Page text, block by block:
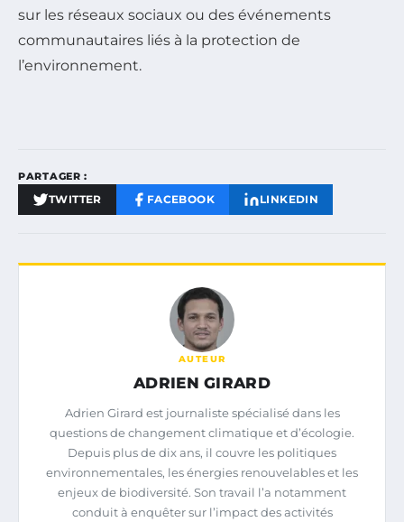
sur les réseaux sociaux ou des événements
communautaires liés à la protection de
l’environnement.
PARTAGER :
TWITTER FACEBOOK LINKEDIN
AUTEUR
ADRIEN GIRARD
Adrien Girard est journaliste spécialisé dans les
questions de changement climatique et d’écologie.
Depuis plus de dix ans, il couvre les politiques
environnementales, les énergies renouvelables et les
enjeux de biodiversité. Son travail l’a notamment
conduit à enquêter sur l’impact des activités